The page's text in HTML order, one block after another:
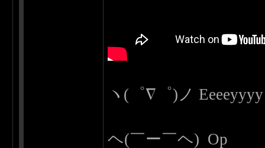
ヽ(゜∇゜)ノ
ヘ(￣ー￣ヘ) Op